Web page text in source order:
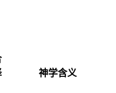
神学含义